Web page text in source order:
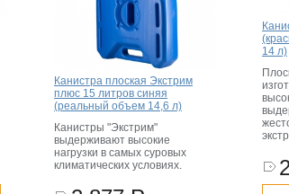
Канистра плоская Экстрим
плюс 15 литров синяя
(реальный объем 14,6 л)
Канистры "Экстрим"
выдерживают высокие
нагрузки в самых суровых
климатических условиях.
14 л)